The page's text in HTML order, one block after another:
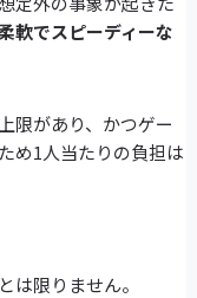
軟でスピーディーな
限があり、かつゲー
め1人当たりの負担は
は限りません。